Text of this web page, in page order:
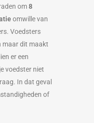
om8
omwille van
Voedsters
maar dit maakt
er een
voedster niet
In dat geval
of